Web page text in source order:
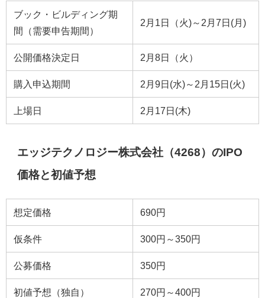
ブック・ビルディング期
間（需要申告期間）
2月1日（火)～2月7日(月)
公開価格決定日 2月8日（火）
購入申込期間 2月9日(水)～2月15日(火)
上場日 2月17日(木)
エッジテクノロジー株式会社（4268）のIPO
価格と初値予想
想定価格 690円
仮条件 300円～350円
公募価格 350円
初値予想（独自） 270円～400円